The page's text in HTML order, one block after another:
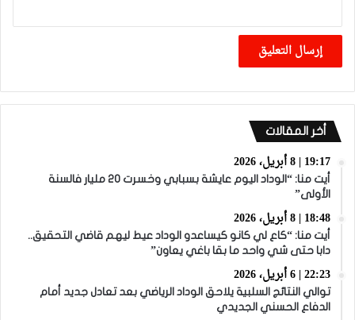
أخر المقالات
19:17 | 8 أبريل، 2026
أيت منا: “الوداد اليوم عايشة بسبابي وخسرت 20 مليار فالسنة
الأولى”
18:48 | 8 أبريل، 2026
أيت منا: “كاع لي كانو كيساعدو الوداد عيط ليهم قاضي التحقيق..
دابا حتى شي واحد ما بقا باغي يعاون”
22:23 | 6 أبريل، 2026
توالي النتائج السلبية يلاحق الوداد الرياضي بعد تعادل جديد أمام
الدفاع الحسني الجديدي